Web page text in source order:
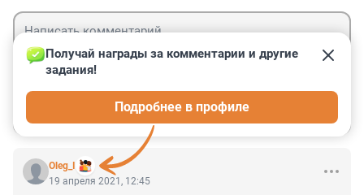
Oleg_I
Получай награды за комментарии и другие
задания!
Подробнее в профиле
19 апреля 2021, 12:45